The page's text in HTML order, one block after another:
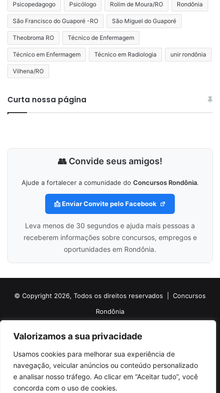
Valorizamos a sua privacidade
Usamos cookies para melhorar sua experiência de
navegação, veicular anúncios ou conteúdo personalizado
e analisar nosso tráfego. Ao clicar em “Aceitar tudo”, você
concorda com o uso de cookies.
Psicopedagogo Psicólogo Rolim de Moura/RO Rondônia
São Francisco do Guaporé -RO São Miguel do Guaporé
Theobroma RO Técnico de Enfermagem
Técnico em Enfermagem Técnico em Radiologia unir rondônia
Vilhena/RO
Curta nossa página
👥 Convide seus amigos!
Ajude a fortalecer a comunidade do Concursos Rondônia.
📩 Enviar Convite pelo Facebook
Leva menos de 30 segundos e ajuda mais pessoas a
receberem informações sobre concursos, empregos e
oportunidades em Rondônia.
© Copyright 2026, Todos os direitos reservados | Concursos
Rondônia
Sobre o Concursos Rondônia
Siga nossas redes sociais
Web Stories Anuncie
Facebook
X PinterestLinkedinYouTubeInstagramTelegramTikTok